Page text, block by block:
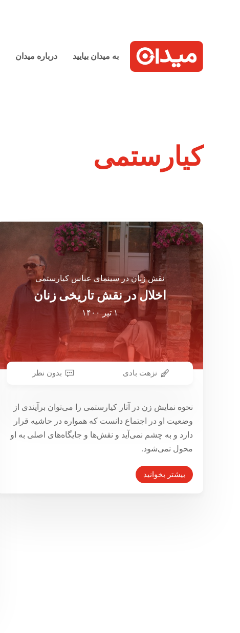
به میدان بیایید درباره میدان
کیارستمی
نقش زنان در سینمای عباس کیارستمی
اخلال در نقش تاریخی زنان
۱ تیر ۱۴۰۰
نزهت بادی بدون نظر
نحوه نمایش زن در آثار کیارستمی را می‌توان برآیندی از
وضعیت او در اجتماع دانست که همواره در حاشیه قرار
دارد و به چشم نمی‌آید و نقش‌ها و جایگاه‌های اصلی به او
محول نمی‌شود.
بیشتر بخوانید